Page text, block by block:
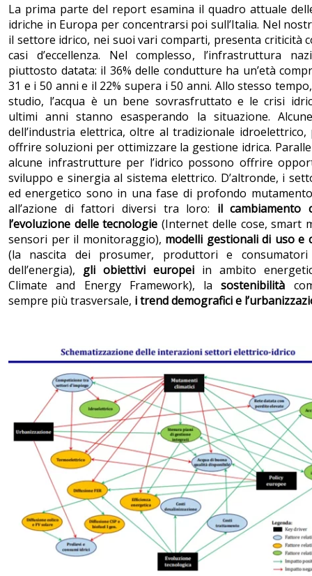
La prima parte del report esamina il quadro attuale
idriche in Europa per concentrarsi poi sull’Italia. Nel
il settore idrico, nei suoi vari comparti, presenta criticità
casi d’eccellenza. Nel complesso, l’infrastruttura
piuttosto datata: il 36% delle condutture ha un’età
31 e i 50 anni e il 22% supera i 50 anni. Allo stesso
studio, l’acqua è un bene sovrasfruttato e le crisi
ultimi anni stanno esasperando la situazione.
dell’industria elettrica, oltre al tradizionale idroelettrico,
offrire soluzioni per ottimizzare la gestione idrica.
alcune infrastrutture per l’idrico possono offrire
sviluppo e sinergia al sistema elettrico. D’altronde, i
ed energetico sono in una fase di profondo
all’azione di fattori diversi tra loro: il cambiamento
l’evoluzione delle tecnologie (Internet delle cose, smart
sensori per il monitoraggio), modelli gestionali di uso e
(la nascita dei prosumer, produttori e consumatori
dell’energia), gli obiettivi europei in ambito
Climate and Energy Framework), lasostenibilità
sempre più trasversale, i trend demografici e